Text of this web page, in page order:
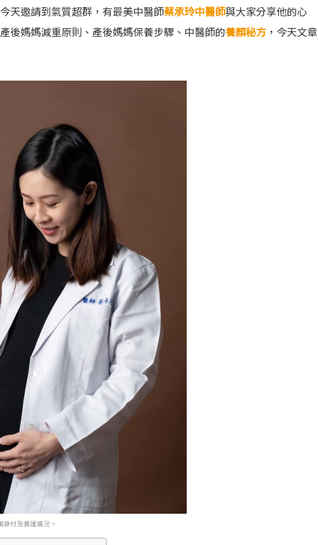
天邀請到氣質超群，有最美中醫師蔡承玲中醫師與大家分享他的心
後媽媽減重原則、產後媽媽保養步驟、中醫師的養顏秘方 ，今天文章
材及養護膚況。